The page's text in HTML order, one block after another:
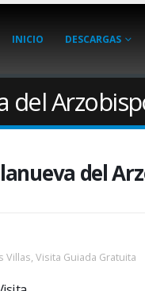
INICIO DESCARGAS
del
del
Villas,Visita Guiada Gratuita